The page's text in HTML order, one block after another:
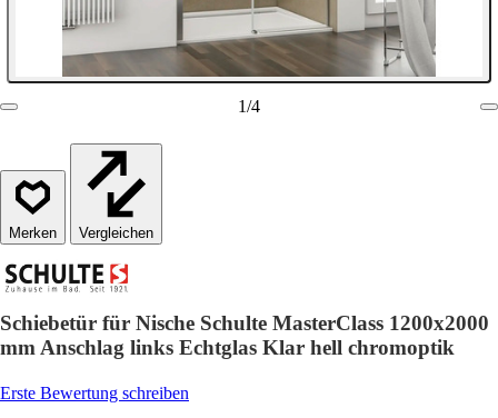
1/4
Vergleichen
Schiebetür für Nische Schulte MasterClass 1200x2000
mm Anschlag links Echtglas Klar hell chromoptik
Erste Bewertung schreiben